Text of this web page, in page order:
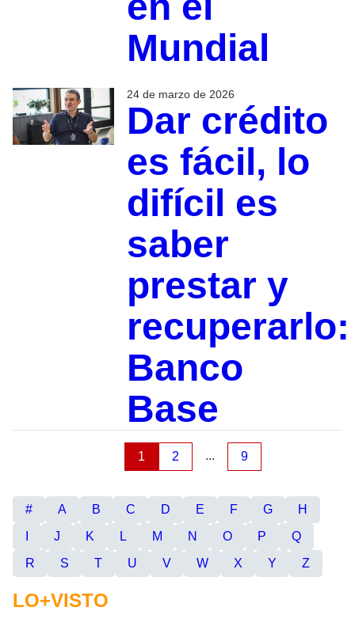
Mundial
24 de marzo de 2026
Dar crédito
es fácil, lo
difícil es
saber
prestar y
recuperarlo:
Banco
Base
1 2 ... 9
# A B C D E F G
H
J K L M N O P
Q
R
S T U V W X Y Z
LO+VISTO